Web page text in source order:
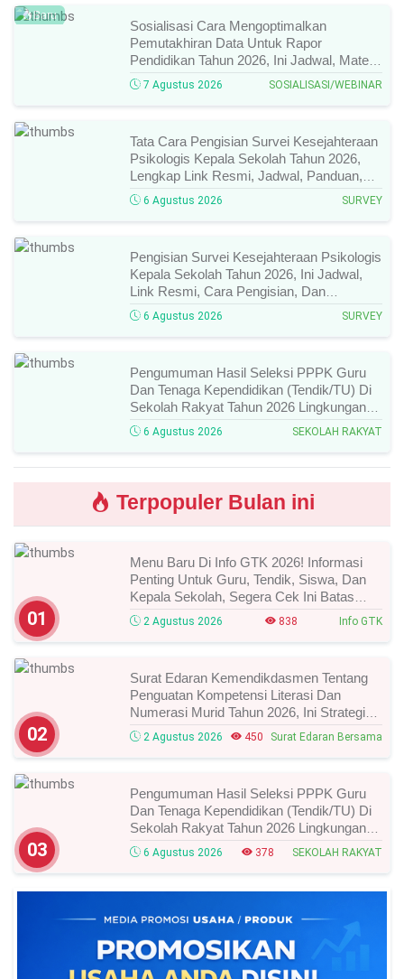
Baru
Sosialisasi Cara Mengoptimalkan
Pemutakhiran Data Untuk Rapor
Pendidikan Tahun 2026, Ini Jadwal, Materi,
Narasumber, Dan Link Mengikutinya!
7 Agustus 2026 SOSIALISASI/WEBINAR
Tata Cara Pengisian Survei Kesejahteraan
Psikologis Kepala Sekolah Tahun 2026,
Lengkap Link Resmi, Jadwal, Panduan,
Dan Hal Yang Wajib Diperhatikan!
6 Agustus 2026 SURVEY
Pengisian Survei Kesejahteraan Psikologis
Kepala Sekolah Tahun 2026, Ini Jadwal,
Link Resmi, Cara Pengisian, Dan
Ketentuan Lengkapnya!
6 Agustus 2026 SURVEY
Pengumuman Hasil Seleksi PPPK Guru
Dan Tenaga Kependidikan (Tendik/TU) Di
Sekolah Rakyat Tahun 2026 Lingkungan
Kementerian Sosial RI, Ini Daftar Nama
Peserta Yang Lolos!
6 Agustus 2026 SEKOLAH RAKYAT
Terpopuler Bulan ini
01
Menu Baru Di Info GTK 2026! Informasi
Penting Untuk Guru, Tendik, Siswa, Dan
Kepala Sekolah, Segera Cek Ini Batas
Waktunya!
2 Agustus 2026 838 Info GTK
02
Surat Edaran Kemendikdasmen Tentang
Penguatan Kompetensi Literasi Dan
Numerasi Murid Tahun 2026, Ini Strategi
Dan Alurnya
2 Agustus 2026 450 Surat Edaran Bersama
03
Pengumuman Hasil Seleksi PPPK Guru
Dan Tenaga Kependidikan (Tendik/TU) Di
Sekolah Rakyat Tahun 2026 Lingkungan
Kementerian Sosial RI, Ini Daftar Nama
Peserta Yang Lolos!
6 Agustus 2026 378 SEKOLAH RAKYAT